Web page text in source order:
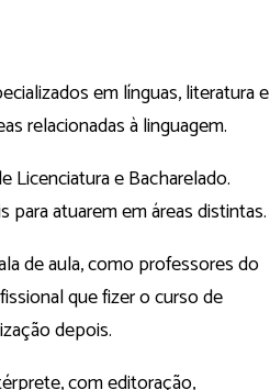
em línguas, literatura e
relacionadas à linguagem.
Licenciatura e Bacharelado.
atuarem em áreas distintas.
de aula, como professores do
que fizer o curso de
depois.